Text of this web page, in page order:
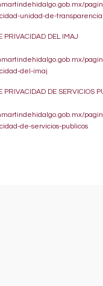
unidad-de-transparencia
PRIVACIDAD DEL IMAJ
del-imaj
PRIVACIDAD DE SERVICIOS
de-servicios-publicos